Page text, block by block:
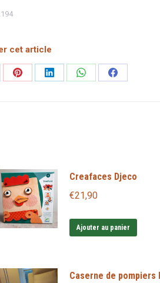
cet article
PartagerPartagerPartagerPartager
Creafaces Djeco
€21,90
Ajouter au panier
Caserne de pompiers